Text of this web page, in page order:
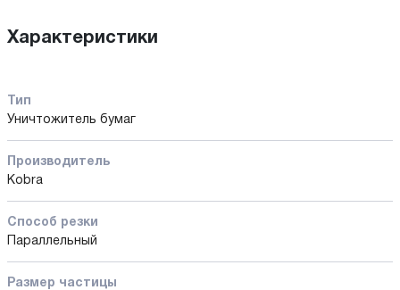
Характеристики
Тип
Уничтожитель бумаг
Производитель
Kobra
Способ резки
Параллельный
Размер частицы